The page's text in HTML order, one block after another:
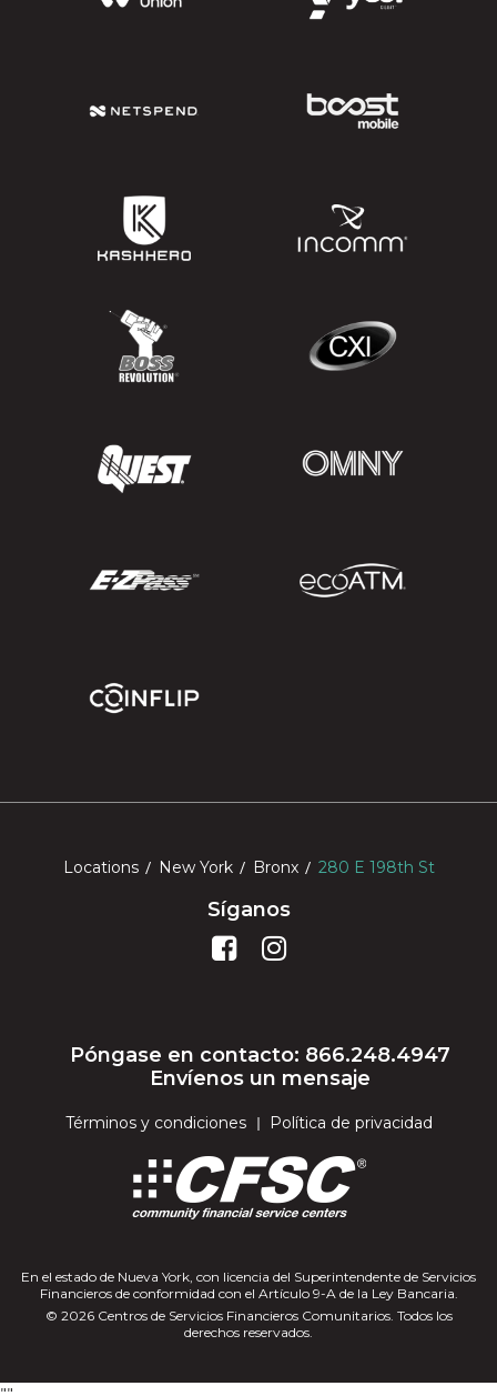
Locations New York Bronx 280 E 198th St
Síganos
Póngase en contacto: 866.248.4947
Envíenos un mensaje
Términos y condiciones Política de privacidad
En el estado de Nueva York, con licencia del Superintendente de Servicios
Financieros de conformidad con el Artículo 9-A de la Ley Bancaria.
© 2026 Centros de Servicios Financieros Comunitarios. Todos los
derechos reservados.